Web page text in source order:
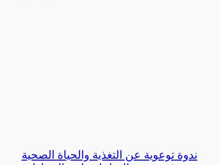
ندوة توعوية عن التغذية والحياة الصحية